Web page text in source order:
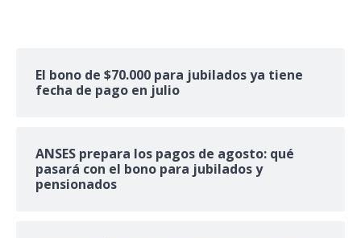
El bono de $70.000 para jubilados ya tiene
fecha de pago en julio
ANSES prepara los pagos de agosto: qué
pasará con el bono para jubilados y
pensionados